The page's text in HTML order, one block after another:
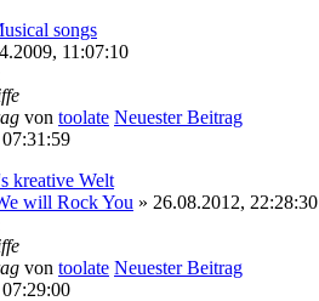
songs
11:07:10
von toolate Neuester Beitrag
kreative Welt
will Rock You » 26.08.2012, 22:28:30
von toolate Neuester Beitrag